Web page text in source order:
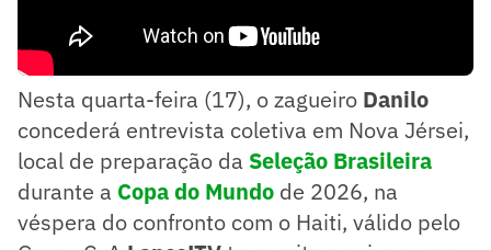
Nesta quarta-feira (17), o zagueiro Danilo
concederá entrevista coletiva em Nova Jérsei,
local de preparação da Seleção Brasileira
durante a Copa do Mundo de 2026, na
véspera do confronto com o Haiti, válido pelo